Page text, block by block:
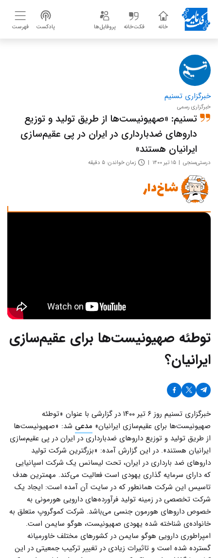
خانه فکت‌خانه پروفایل‌ها پادکست فهرست
خبرگزاری تسنيم
خبرگزاری رسمی
تسنیم: «صهیونیست‌ها از طریق تولید و توزیع
داروهای ضدبارداری در ایران در پی عقیم‌سازی
ایرانیان هستند»
درستی‌سنجی ۱۵ تیر ۱۴۰۰ زمان خواندن: ۵ دقیقه
شاخ‌دار
توطئه صهیونیست‌ها برای عقیم‌سازی
ایرانیان؟
خبرگزاری تسنیم روز ۶ تیر ۱۴۰۰ در گزارشی با عنوان «توطئه
صهیونیست‌ها برای عقیم‌سازی ایرانیان» مدعی شد: «صهیونیست‌ها
از طریق تولید و توزیع داروهای ضدبارداری در ایران در پی عقیم‌سازی
ایرانیان هستند». در این گزارش آمده: «بزرگترین شرکت تولید
داروهای ضد بارداری در ایران، تحت لیسانس یک شرکت اسپانیایی
که دارای سرمایه گذاری یهودی است فعالیت می‌کند. مهمترین هدف
تاسیس این شرکت همانطور که در سایت آن آمده است: ایجاد یک
شرکت تخصصی در زمینه تولید فرآورده‌های دارویی هورمونی به
خصوص داروهای هورمون جنسی می‌باشد. شرکت کموگروپ متعلق به
خانواده‌ی شناخته شده یهودی صهیونیست، هوگو سایمن است.
امپراطوری دارویی هوگو سایمن در کشورهای مختلف خاورمیانه
گسترده شده است و تاثیرات زیادی در تغییر ترکیب جمعیتی در این